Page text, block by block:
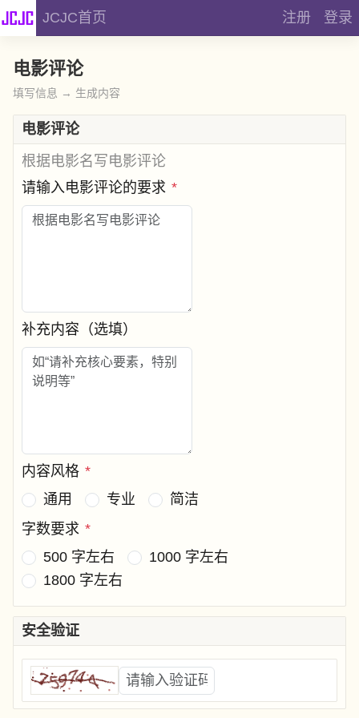
JCJC首页 注册 登录
电影评论
填写信息 → 生成内容
电影评论
根据电影名写电影评论
请输入电影评论的要求 *
补充内容（选填）
内容风格 *
通用
专业
简洁
字数要求 *
500 字左右
1000 字左右
1800 字左右
安全验证